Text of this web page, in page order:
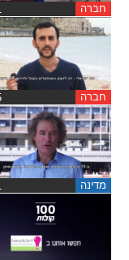
חברה
חברה
מדינה